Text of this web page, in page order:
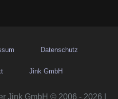
Datenschutz
Jink GmbH
Jink GmbH © 2006 - 2026 |